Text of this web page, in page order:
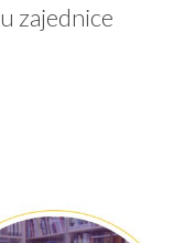
zajednice